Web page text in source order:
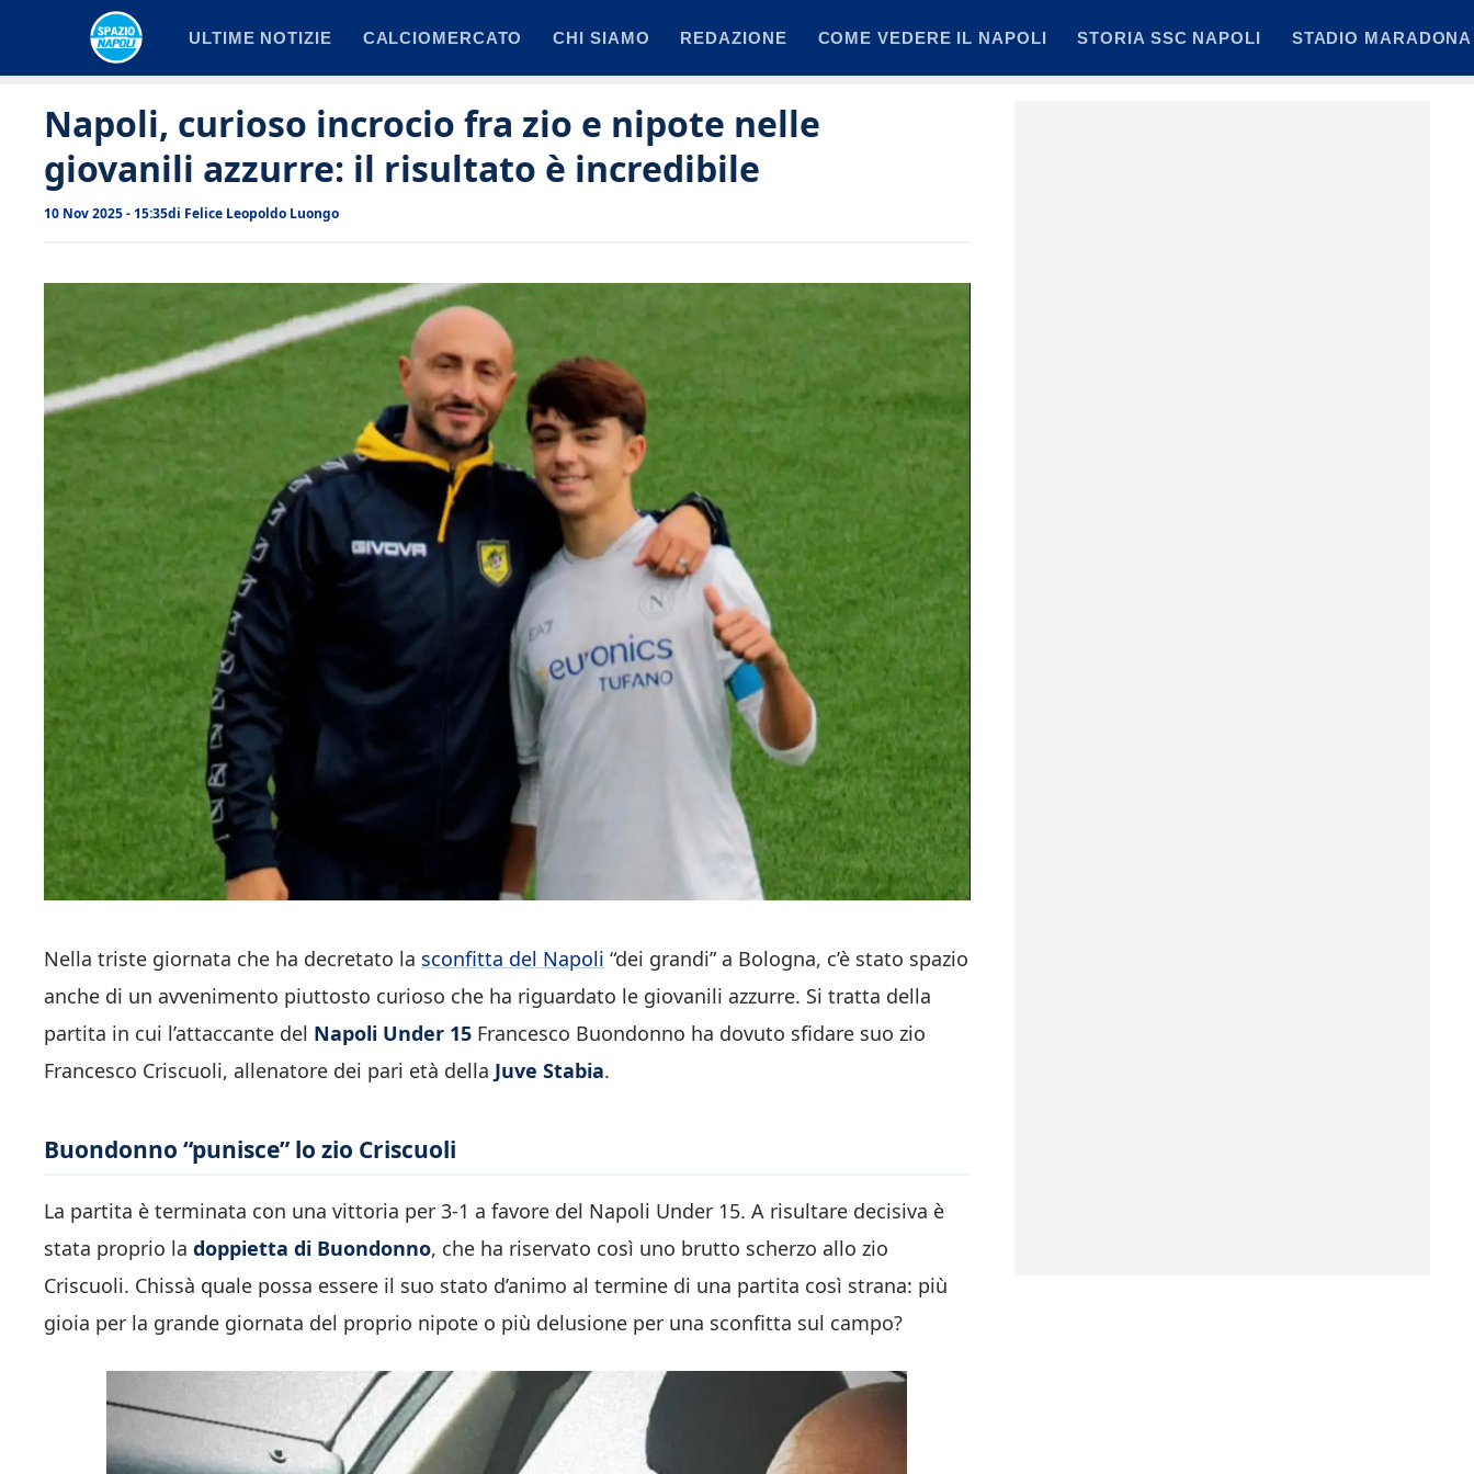
ULTIME NOTIZIE CALCIOMERCATO CHI SIAMO REDAZIONE COME VEDERE IL NAPOLI STORIA SSC NAPOLI STADIO MARADONA
Napoli, curioso incrocio fra zio e nipote nelle
giovanili azzurre: il risultato è incredibile
10 Nov 2025 - 15:35di Felice Leopoldo Luongo
Nella triste giornata che ha decretato la sconfitta del Napoli “dei grandi” a Bologna, c’è stato spazio
anche di un avvenimento piuttosto curioso che ha riguardato le giovanili azzurre. Si tratta della
partita in cui l’attaccante del Napoli Under 15 Francesco Buondonno ha dovuto sfidare suo zio
Francesco Criscuoli, allenatore dei pari età della Juve Stabia.
Buondonno “punisce” lo zio Criscuoli
La partita è terminata con una vittoria per 3-1 a favore del Napoli Under 15. A risultare decisiva è
stata proprio la doppietta di Buondonno, che ha riservato così uno brutto scherzo allo zio
Criscuoli. Chissà quale possa essere il suo stato d’animo al termine di una partita così strana: più
gioia per la grande giornata del proprio nipote o più delusione per una sconfitta sul campo?